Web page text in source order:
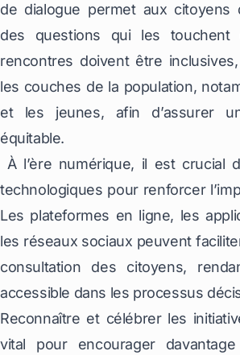
de dialogue permet aux citoyens
des questions qui les touchent
rencontres doivent être
les couches de la population,
et les jeunes, afin d’assurer
équitable.
À l’ère numérique, il est crucial
technologiques pour renforcer
Les plateformes en ligne, les
les réseaux sociaux peuvent
consultation des citoyens,
accessible dans les processus
Reconnaître et célébrer les
vital pour encourager